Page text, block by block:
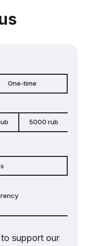
One-time
5000 rub
support our